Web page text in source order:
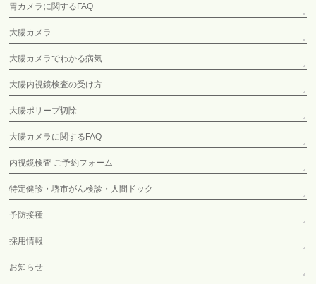
胃カメラに関するFAQ
大腸カメラ
大腸カメラでわかる病気
大腸内視鏡検査の受け方
大腸ポリープ切除
大腸カメラに関するFAQ
内視鏡検査 ご予約フォーム
特定健診・堺市がん検診・人間ドック
予防接種
採用情報
お知らせ